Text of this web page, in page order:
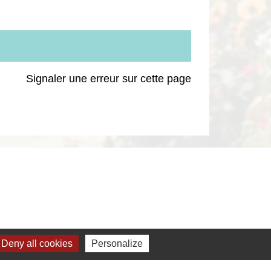
Signaler une erreur sur cette page
Deny all cookies Personalize